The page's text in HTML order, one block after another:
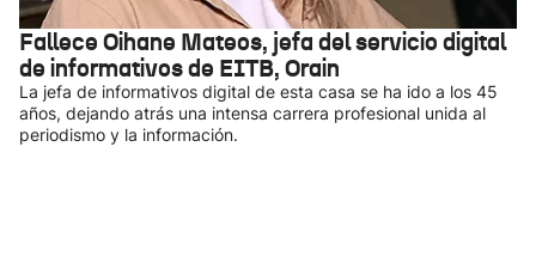
Fallece Oihane Mateos, jefa del servicio digital
de informativos de EITB, Orain
La jefa de informativos digital de esta casa se ha ido a los 45
años, dejando atrás una intensa carrera profesional unida al
periodismo y la información.